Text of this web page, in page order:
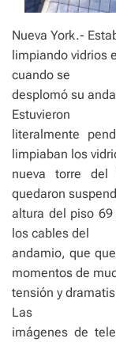
Nueva York.-
limpiando vidrios
cuando se
desplomó su
Estuvieron
literalmente
limpiaban los
nueva torre del
quedaron
altura del piso
los cables del
andamio, que
momentos de
tensión y
Las
imágenes de